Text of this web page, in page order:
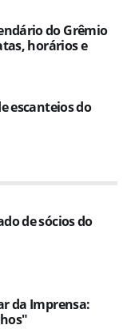
do Grêmio
horários e
escanteios do
de sócios do
da Imprensa: